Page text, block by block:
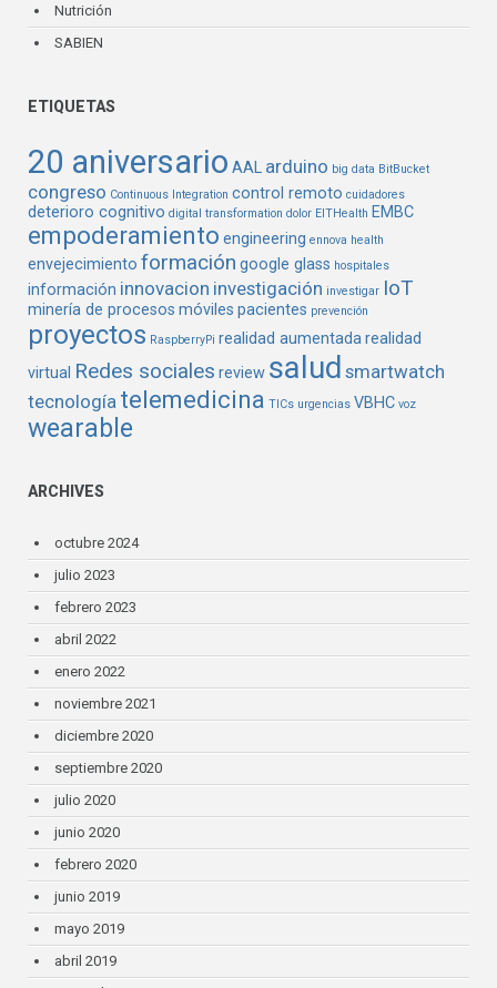
Nutrición
SABIEN
ETIQUETAS
20 aniversario AAL arduino big data BitBucket
congreso Continuous Integration control remoto cuidadores
deterioro cognitivo digital transformation dolor EITHealth EMBC
empoderamiento engineering ennova health
envejecimiento formación google glass hospitales
información innovacion investigación investigar IoT
minería de procesos móviles pacientes prevención
proyectos RaspberryPi realidad aumentadarealidad
virtual Redes sociales review salud smartwatch
tecnología telemedicina TICs urgencias VBHC voz
wearable
ARCHIVES
octubre 2024
julio 2023
febrero 2023
abril 2022
enero 2022
noviembre 2021
diciembre 2020
septiembre 2020
julio 2020
junio 2020
febrero 2020
junio 2019
mayo 2019
abril 2019